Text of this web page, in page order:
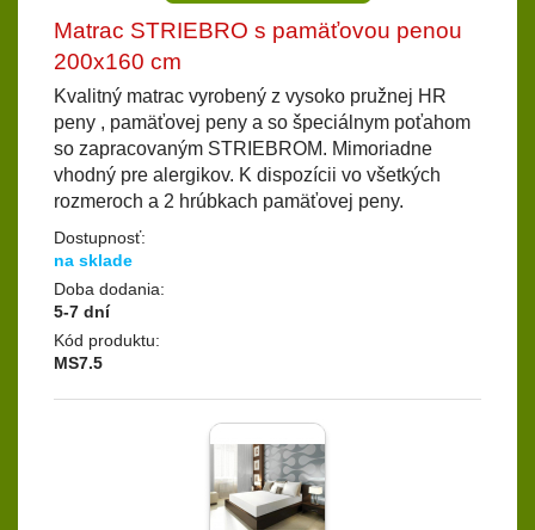
Matrac STRIEBRO s pamäťovou penou
200x160 cm
Kvalitný matrac vyrobený z vysoko pružnej HR
peny , pamäťovej peny a so špeciálnym poťahom
so zapracovaným STRIEBROM. Mimoriadne
vhodný pre alergikov. K dispozícii vo všetkých
rozmeroch a 2 hrúbkach pamäťovej peny.
Dostupnosť:
na sklade
Doba dodania:
5-7 dní
Kód produktu:
MS7.5